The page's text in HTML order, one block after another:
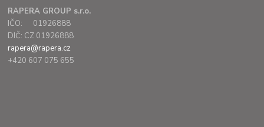
RAPERA GROUP s.r.o.
IČO: 01926888
DIČ: CZ 01926888
rapera@rapera.cz
+420 607 075 655